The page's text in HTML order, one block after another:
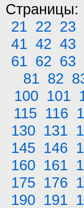
Страницы:
21 22 23
41 42 43
61 62 63
81 82
100 101
115 116
130 131
145 146
160 161
175 176
190 191